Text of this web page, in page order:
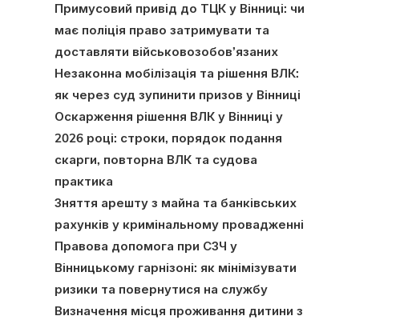
Примусовий привід до ТЦК у Вінниці: чи
має поліція право затримувати та
доставляти військовозобов’язаних
Незаконна мобілізація та рішення ВЛК:
як через суд зупинити призов у Вінниці
Оскарження рішення ВЛК у Вінниці у
2026 році: строки, порядок подання
скарги, повторна ВЛК та судова
практика
Зняття арешту з майна та банківських
рахунків у кримінальному провадженні
Правова допомога при СЗЧ у
Вінницькому гарнізоні: як мінімізувати
ризики та повернутися на службу
Визначення місця проживання дитини з